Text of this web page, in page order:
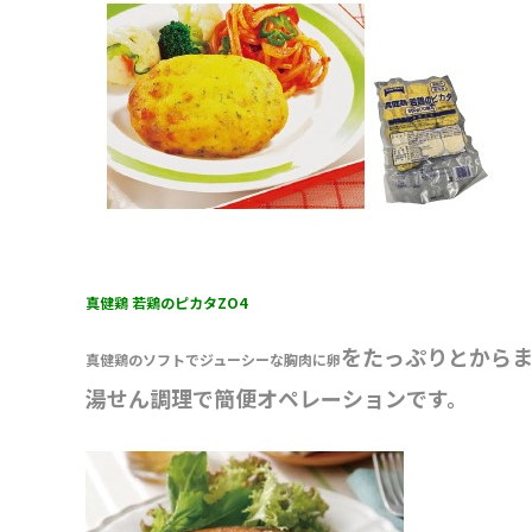
真健鶏 若鶏のピカタZO4
真健鶏のソフトでジューシーな胸肉に卵をたっぷりとから
湯せん調理で簡便オペレーションです。